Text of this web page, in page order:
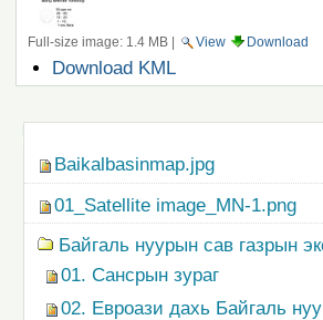
Full-size image: 1.4 MB| View Download
Document
Actions
Download KML
Baikalbasinmap.jpg
01_Satellite image_MN-1.png
Байгаль нуурын сав газрын
01. Сансрын зураг
02. Евроази дахь Байгаль